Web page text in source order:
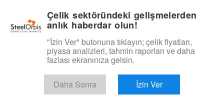
Ücretsiz Deneyin
Çelik sektöründeki gelişmelerden
anlık haberdar olun!
"İzin Ver" butonuna tıklayın; çelik fiyatları,
piyasa analizleri, tahmin raporları ve daha
fazlası ekranınıza gelsin.
Daha Sonra İzin Ver